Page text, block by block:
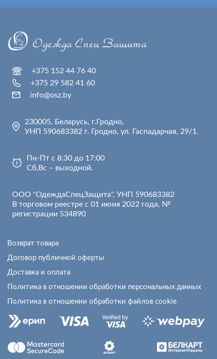
+375 152 44 76 40
+375 29 582 41 60
info@osz.by
230005, Беларусь, г.Гродно,
УНП 590683382 г. Гродно, ул. Гаспадарчая, 29/1.
Пн-Пт с 8:30 до 17:00
Сб,Вс – выходной.
ООО "ОдеждаСпецЗащита", УНП 590683382
В торговом реестре с 01 июня 2022 года, №
регистрации 534890
Возврат товара
Договор публичной оферты
Доставка и оплата
Политика в отношении обработки персональных данных
Политика в отношении обработки файлов cookie